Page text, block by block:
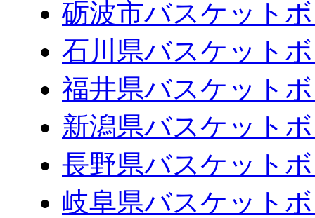
砺波市バスケット
石川県バスケット
福井県バスケット
新潟県バスケット
長野県バスケット
岐阜県バスケット